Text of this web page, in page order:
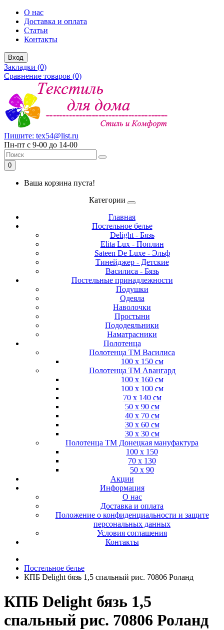
О нас
Доставка и оплата
Статьи
Контакты
Вход
Закладки (0)
Сравнение товаров (0)
Пишите: tex54@list.ru
Пн-пт с 9-00 до 14-00
0
Ваша корзина пуста!
Категории
Главная
Постельное белье
Delight - Бязь
Elita Lux - Поплин
Sateen De Luxe - Эльф
Тинейджер - Детские
Василиса - Бязь
Постельные принадлежности
Подушки
Одеяла
Наволочки
Простыни
Пододеяльники
Наматрасники
Полотенца
Полотенца ТМ Василиса
100 х 150 см
Полотенца ТМ Авангард
100 х 160 см
100 х 100 см
70 х 140 см
50 х 90 см
40 х 70 см
30 х 60 см
30 х 30 см
Полотенца ТМ Донецкая мануфактура
100 х 150
70 х 130
50 х 90
Акции
Информация
О нас
Доставка и оплата
Положение о конфиденциальности и защите
персональных данных
Условия соглашения
Контакты
Постельное белье
КПБ Delight бязь 1,5 спальный рис. 70806 Роланд
КПБ Delight бязь 1,5
спальный рис. 70806 Роланд